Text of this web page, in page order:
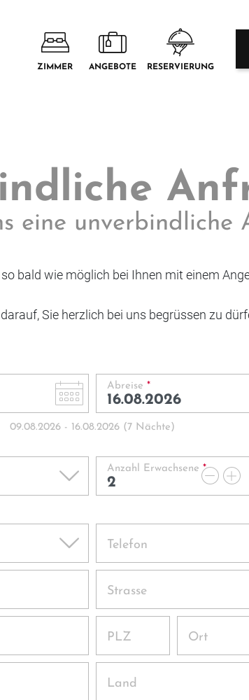
ZIMMER ANGEBOTE RESERVIERUNG
eine unverbindliche
bald wie möglich bei Ihnen mit einem
Sie herzlich bei uns begrüssen zu
Abreise *
09.08.2026 - 16.08.2026 ( 7 Nächte )
Anzahl Erwachsene *
Telefon
Strasse
PLZ Ort
Land